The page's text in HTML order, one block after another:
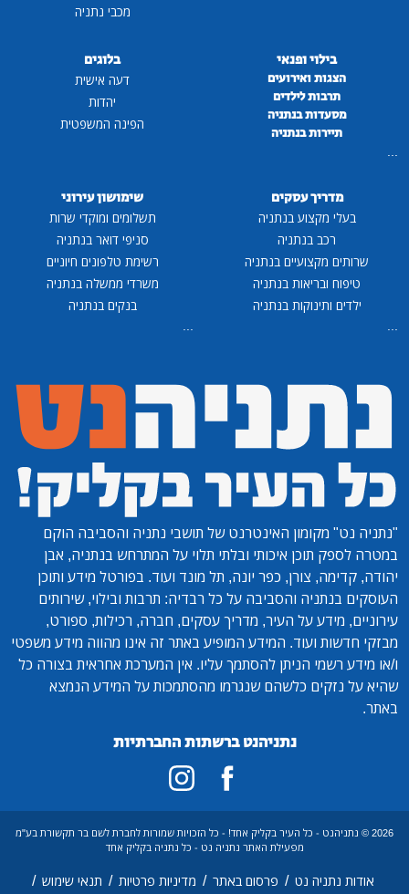
מכבי נתניה
בילוי ופנאי
הצגות ואירועים
תרבות לילדים
מסעדות בנתניה
תיירות בנתניה
...
בלוגים
דעה אישית
יהדות
הפינה המשפטית
מדריך עסקים
בעלי מקצוע בנתניה
רכב בנתניה
שרותים מקצועיים בנתניה
טיפוח ובריאות בנתניה
ילדים ותינוקות בנתניה
...
שימושון עירוני
תשלומים ומוקדי שרות
סניפי דואר בנתניה
רשימת טלפונים חיוניים
משרדי ממשלה בנתניה
בנקים בנתניה
...
"נתניה נט" מקומון האינטרנט של תושבי נתניה והסביבה הוקם
במטרה לספק תוכן איכותי ובלתי תלוי על המתרחש בנתניה, אבן
יהודה, קדימה, צורן, כפר יונה, תל מונד ועוד. בפורטל מידע ותוכן
העוסקים בנתניה והסביבה על כל רבדיה: תרבות ובילוי, שירותים
עירוניים, מידע על העיר, מדריך עסקים, חברה, רכילות, ספורט,
מבזקי חדשות ועוד. המידע המופיע באתר זה אינו מהווה מידע משפטי
ו/או מידע רשמי הניתן להסתמך עליו. אין המערכת אחראית בצורה כל
שהיא על נזקים כלשהם שנגרמו מהסתמכות על המידע הנמצא
באתר.
נתניהנט ברשתות החברתיות
2026 © נתניהנט - כל העיר בקליק אחד! - כל הזכויות שמורות לחברת לשם בר תקשורת בע"מ
מפעילת האתר נתניה נט - כל נתניה בקליק אחד
אודות נתניה נט / פרסום באתר / מדיניות פרטיות / תנאי שימוש /